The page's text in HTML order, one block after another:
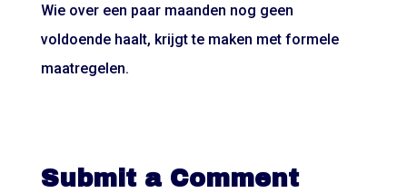
Wie over een paar maanden nog geen
voldoende haalt, krijgt te maken met formele
maatregelen.
Submit a Comment